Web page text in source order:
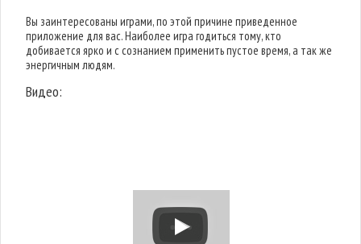
Вы заинтересованы играми, по этой причине приведенное
приложение для вас. Наиболее игра годиться тому, кто
добивается ярко и с сознанием применить пустое время, а так же
энергичным людям.
Видео: